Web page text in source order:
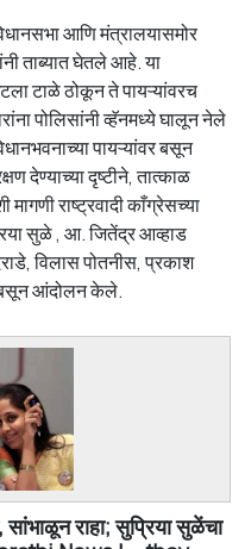
आणि मंत्रालयासमोर
ताब्यात घेतले आहे. या
टाळे ठोकून ते पायऱ्यांवरच
पोलिसांनी व्हॅनमध्ये घालून नेले
पायऱ्यांवर बसून
देण्याच्या दृष्टीने, तात्काळ
राष्ट्रवादी काँग्रेसच्या
सुळे , आ. जितेंद्र आव्हाड
विलास पोतनीस, प्रकाश
बसून आंदोलन केले.
राहा; सुप्रिया सुळेंचा